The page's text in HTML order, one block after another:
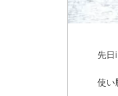
先日
使い